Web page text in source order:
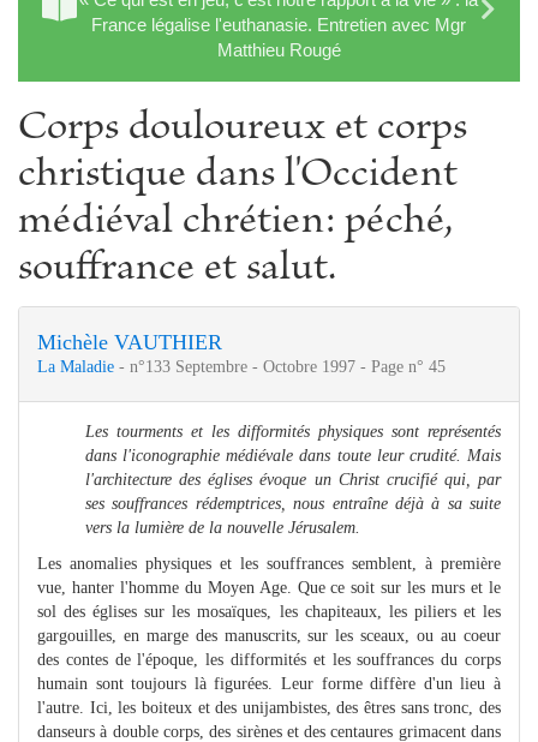
France légalise l'euthanasie. Entretien avec Mgr
Matthieu Rougé
Corps douloureux et corps
christique dans l'Occident
médiéval chrétien: péché,
souffrance et salut.
Michèle VAUTHIER
La Maladie - n°133 Septembre - Octobre 1997 - Page n° 45
Les tourments et les difformités physiques sont représentés
dans l'iconographie médiévale dans toute leur crudité. Mais
l'architecture des églises évoque un Christ crucifié qui, par
ses souffrances rédemptrices, nous entraîne déjà à sa suite
vers la lumière de la nouvelle Jérusalem.
Les anomalies physiques et les souffrances semblent, à première
vue, hanter l'homme du Moyen Age. Que ce soit sur les murs et le
sol des églises sur les mosaïques, les chapiteaux, les piliers et les
gargouilles, en marge des manuscrits, sur les sceaux, ou au coeur
des contes de l'époque, les difformités et les souffrances du corps
humain sont toujours là figurées. Leur forme diffère d'un lieu à
l'autre. Ici, les boiteux et des unijambistes, des êtres sans tronc, des
danseurs à double corps, des sirènes et des centaures grimacent dans